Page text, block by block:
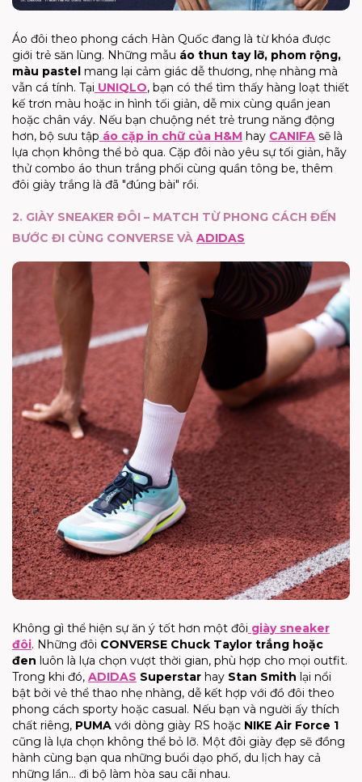
Áo đôi theo phong cách Hàn Quốc đang là từ khóa được
giới trẻ săn lùng. Những mẫu áo thun tay lỡ, phom rộng,
màu pastel mang lại cảm giác dễ thương, nhẹ nhàng mà
vẫn cá tính. Tại UNIQLO, bạn có thể tìm thấy hàng loạt thiết
kế trơn màu hoặc in hình tối giản, dễ mix cùng quần jean
hoặc chân váy. Nếu bạn chuộng nét trẻ trung năng động
hơn, bộ sưu tập áo cặp in chữ của H&M hay CANIFA sẽ là
lựa chọn không thể bỏ qua. Cặp đôi nào yêu sự tối giản, hãy
thử combo áo thun trắng phối cùng quần tông be, thêm
đôi giày trắng là đã "đúng bài" rồi.
2. GIÀY SNEAKER ĐÔI – MATCH TỪ PHONG CÁCH ĐẾN
BƯỚC ĐI CÙNG CONVERSE VÀ ADIDAS
Không gì thể hiện sự ăn ý tốt hơn một đôi giày sneaker
đôi. Những đôi CONVERSE Chuck Taylor trắng hoặc
đen luôn là lựa chọn vượt thời gian, phù hợp cho mọi outfit.
Trong khi đó, ADIDAS Superstar hay Stan Smith lại nổi
bật bởi vẻ thể thao nhẹ nhàng, dễ kết hợp với đồ đôi theo
phong cách sporty hoặc casual. Nếu bạn và người ấy thích
chất riêng, PUMA với dòng giày RS hoặc NIKE Air Force 1
cũng là lựa chọn không thể bỏ lỡ. Một đôi giày đẹp sẽ đồng
hành cùng bạn qua những buổi dạo phố, du lịch hay cả
những lần… đi bộ làm hòa sau cãi nhau.